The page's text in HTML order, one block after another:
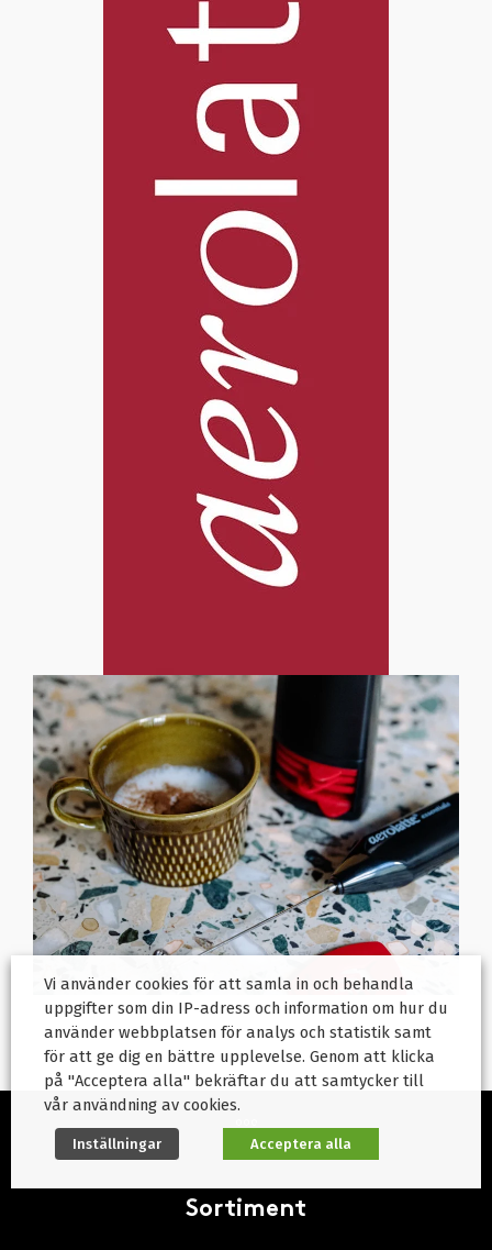
Sortiment
Vi använder cookies för att samla in och behandla
uppgifter som din IP-adress och information om hur du
använder webbplatsen för analys och statistik samt
för att ge dig en bättre upplevelse. Genom att klicka
på "Acceptera alla" bekräftar du att samtycker till
vår användning av cookies.
Inställningar Acceptera alla